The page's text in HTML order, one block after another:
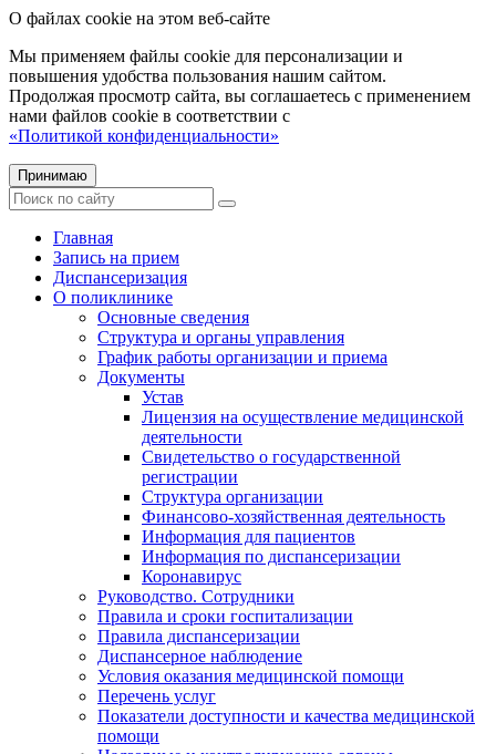
О файлах cookie на этом веб-сайте
Мы применяем файлы cookie для персонализации и
повышения удобства пользования нашим сайтом.
Продолжая просмотр сайта, вы соглашаетесь с применением
нами файлов cookie в соответствии с
«Политикой конфиденциальности»
Принимаю
Главная
Запись на прием
Диспансеризация
О поликлинике
Основные сведения
Структура и органы управления
График работы организации и приема
Документы
Устав
Лицензия на осуществление медицинской
деятельности
Свидетельство о государственной
регистрации
Структура организации
Финансово-хозяйственная деятельность
Информация для пациентов
Информация по диспансеризации
Коронавирус
Руководство. Сотрудники
Правила и сроки госпитализации
Правила диспансеризации
Диспансерное наблюдение
Условия оказания медицинской помощи
Перечень услуг
Показатели доступности и качества медицинской
помощи